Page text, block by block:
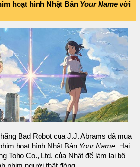
hoạt hình Nhật Bản Your Name với
Bad Robot của J.J. Abrams đã mua
hoạt hình Nhật Bản Your Name. Hai
Toho Co., Ltd. của Nhật để làm lại bộ
phim người thật đóng.